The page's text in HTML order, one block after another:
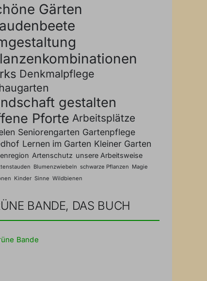
Gärten
Denkmalpflege
gestalten
Pforte Arbeitsplätze
Seniorengarten Gartenpflege
Lernen im Garten Kleiner Garten
Artenschutz unsere Arbeitsweise
Blumenzwiebeln schwarze Pflanzen Magie
Kinder Sinne Wildbienen
BANDE, DAS BUCH